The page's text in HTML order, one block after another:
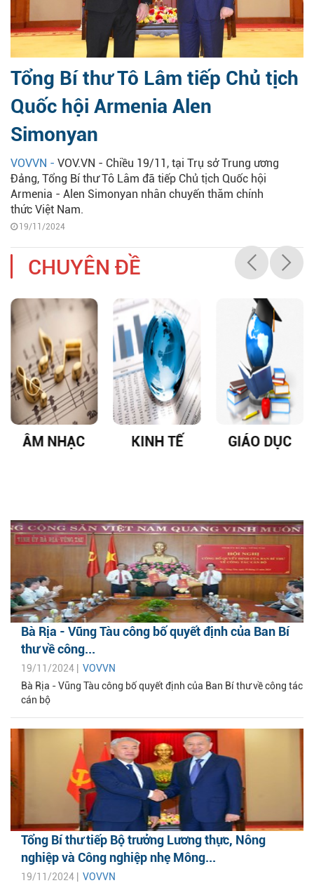
Tổng Bí thư Tô Lâm tiếp Chủ tịch
Quốc hội Armenia Alen
Simonyan
VOVVN - VOV.VN - Chiều 19/11, tại Trụ sở Trung ương
Đảng, Tổng Bí thư Tô Lâm đã tiếp Chủ tịch Quốc hội
Armenia - Alen Simonyan nhân chuyến thăm chính
thức Việt Nam.
19/11/2024
CHUYÊN ĐỀ
ÂM NHẠC KINH TẾ GIÁO DỤC
Bà Rịa - Vũng Tàu công bố quyết định của Ban Bí
thư về công...
19/11/2024 | VOVVN
Bà Rịa - Vũng Tàu công bố quyết định của Ban Bí thư về công tác
cán bộ
Tổng Bí thư tiếp Bộ trưởng Lương thực, Nông
nghiệp và Công nghiệp nhẹ Mông...
19/11/2024 | VOVVN